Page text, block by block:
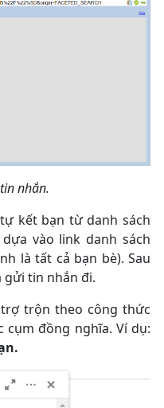
nhắn.
kết bạn từ danh sách
vào link danh sách
là tất cả bạn bè). Sau
gửi tin nhắn đi.
trộn theo công thức
đồng nghĩa. Ví dụ: